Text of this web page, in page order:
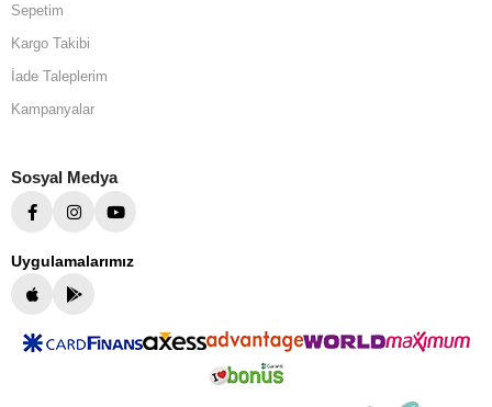
Sepetim
Kargo Takibi
İade Taleplerim
Kampanyalar
Sosyal Medya
Uygulamalarımız